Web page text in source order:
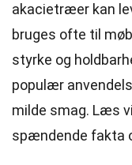
akacietræer kan
bruges ofte til
styrke og
populær
milde smag. Læs
spændende fakta